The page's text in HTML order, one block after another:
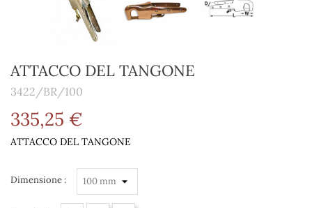
ATTACCO DEL TANGONE
3422/BR/100
335,25 €
ATTACCO DEL TANGONE
Dimensione :